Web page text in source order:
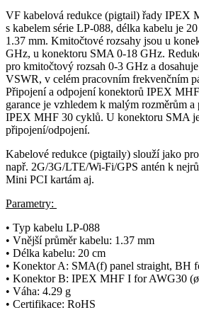
VF kabelová redukce (pigtail) řady IPEX
s kabelem série LP-088, délka kabelu je
1.37 mm. Kmitočtové rozsahy jsou u
GHz, u konektoru SMA 0-18 GHz.
pro kmitočtový rozsah 0-3 GHz a
VSWR, v celém pracovním frekvenčním
Připojení a odpojeníkonektorů IPEX MHF
garance je vzhledem k malým rozměrům a
IPEX MHF 30 cyklů. U konektoru SMA
připojení/odpojení.
Kabelové redukce (pigtaily) slouží jako
např. 2G/3G/LTE/Wi-Fi/GPS antén k
Mini PCI kartám aj.
Parametry:
• Typ kabelu LP-088
• Vnější průměr kabelu: 1.37 mm
• Délka kabelu: 20 cm
• KonektorA: SMA(f) panel straight, BH
• KonektorB: IPEX MHF I for AWG30
• Váha: 4.29 g
• Certifikace: RoHS